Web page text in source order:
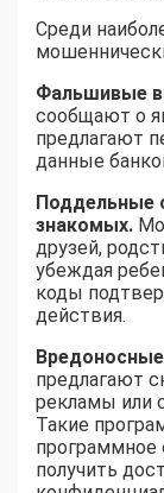
Среди
Фальшивые
сообщают о
предлагают
данные
Поддельные
знакомых.
друзей,
убеждая
коды
действия.
предлагают
рекламы или
Такие
программное
получить